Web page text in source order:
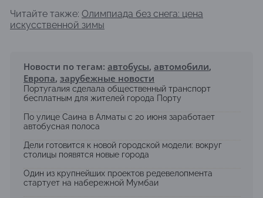
Читайте также: Олимпиада без снега: цена
искусственной зимы
Новости по тегам: автобусы, автомобили,
Европа, зарубежные новости
Португалия сделала общественный транспорт
бесплатным для жителей города Порту
По улице Саина в Алматы с 20 июня заработает
автобусная полоса
Дели готовится к новой городской модели: вокруг
столицы появятся новые города
Один из крупнейших проектов редевелопмента
стартует на набережной Мумбаи